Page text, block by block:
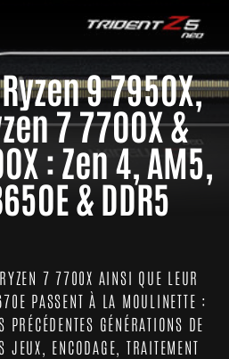
9 7950X,
7 7700X &
: Zen 4, AM5,
& DDR5
7 7700X AINSI QUE LEUR
PASSENT À LA MOULINETTE :
PRÉCÉDENTES GÉNÉRATIONS DE
JEUX, ENCODAGE, TRAITEMENT